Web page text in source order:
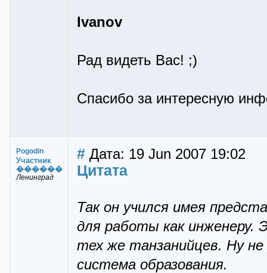
Ivanov
Рад видеть Вас! ;)
Спасибо за интересную
Pogodin
Участник
������
Ленинград
# Дата: 19 Jun 2007 19:02
Цитата
Так он учился имея
для работы как инженеру.
тех же танзанийцев. Ну
система образования.